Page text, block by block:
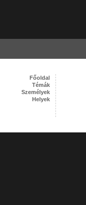
Főoldal
Témák
Személyek
Helyek